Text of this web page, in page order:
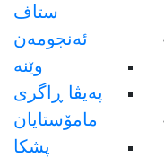
ستاف
ئەنجومەن
وێنە
پەیڤا ڕاگری
مامۆستایان
پشکا